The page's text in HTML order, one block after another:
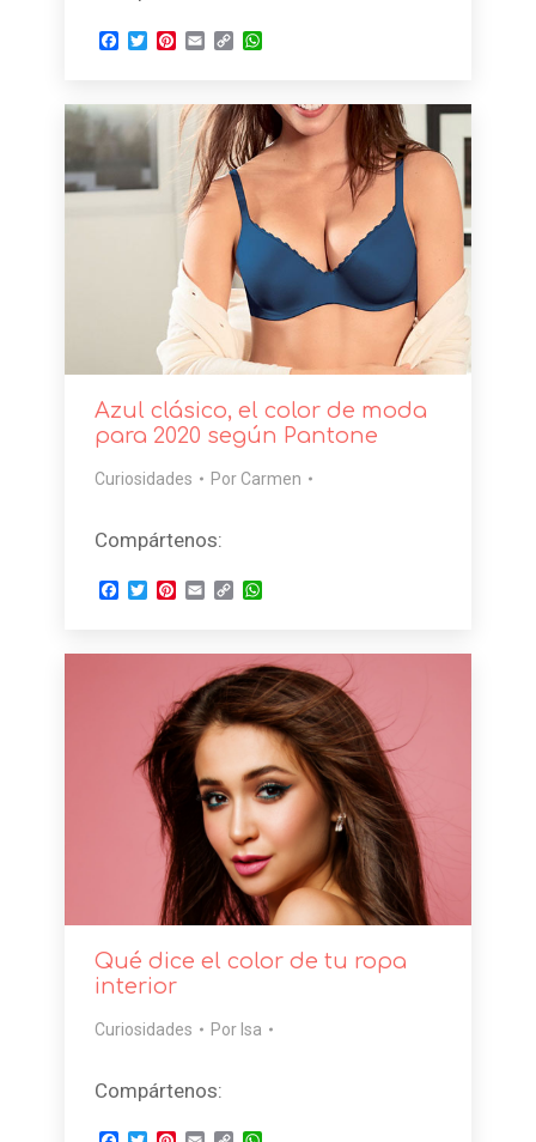
Facebook
TwitterPinterest
EmailCopyWhatsApp
Azul clásico, el color de moda
para 2020 según Pantone
Curiosidades Por Carmen
Compártenos:
Facebook
TwitterPinterest
EmailCopyWhatsApp
Qué dice el color de tu ropa
interior
Curiosidades Por Isa
Compártenos: